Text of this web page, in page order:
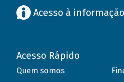
Acesso à informação
Acesso Rápido
Quem somos